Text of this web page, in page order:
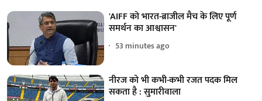
'AIFF को भारत-ब्राजील मैच के लिए पूर्ण
समर्थन का आश्वासन'
53 minutes ago
नीरज को भी कभी-कभी रजत पदक मिल
सकता है : सुमारीवाला